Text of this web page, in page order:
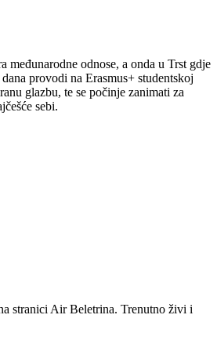
odnose, a onda u Trst gdje
provodi na Erasmus+ studentskoj
glazbu, te se počinje zanimati za
sebi.
stranici Air Beletrina. Trenutno živi i